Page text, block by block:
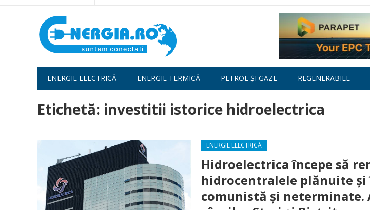
ENERGIE ELECTRICĂ ENERGIE TERMICĂ PETROL ȘI GAZE REGENERABILE
Etichetă: investitii istorice hidroelectrica
ENERGIE ELECTRICĂ
Hidroelectrica începe să
hidrocentralele plănuite și
comunistă și neterminate.